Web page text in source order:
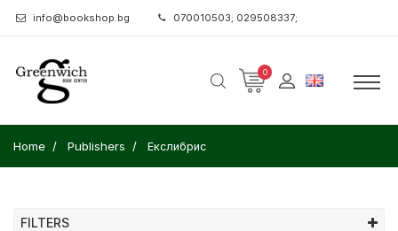
info@bookshop.bg 070010503; 029508337;
0
Home Publishers Екслибрис
FILTERS